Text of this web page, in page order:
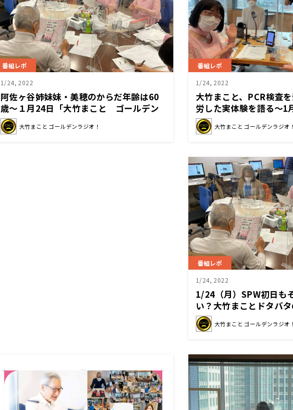
番組レポ
1/24, 2022
阿佐ヶ谷姉妹妹・美穂のからだ年齢は60
歳～１月24日「大竹まこと ゴールデン
ラジオ」
大竹まこと ゴールデンラジオ！
番組レポ
1/24, 2022
大竹まこと、PCR検査
労した実体験を語る～1
と ゴールデンラジオ」
大竹まこと ゴールデンラジオ
番組レポ
1/24, 2022
1/24（月）SPW初日も
い？大竹まことドタバ
る。
大竹まこと ゴールデンラジオ